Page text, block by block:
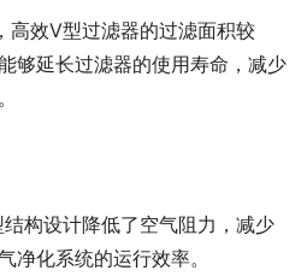
高效V型过滤器的过滤面积较
够延长过滤器的使用寿命，减少
构设计降低了空气阻力，减少
净化系统的运行效率。